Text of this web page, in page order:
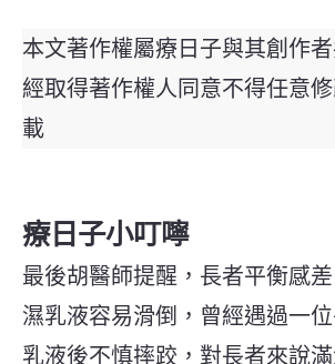
本文著作權屬療日子與其創作
經取得著作權人同意不得任意
載
療日子小叮嚀
最後胡醫師提醒，長者平衡感
濕乳液容易滑倒，曾經遇過一
乳液後不慎摔跤，對長者來說